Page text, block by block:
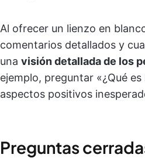
Al ofrecer un lienzo en
comentarios detallados y
una visión detallada de los
ejemplo, preguntar «¿Qué
aspectos positivos
Preguntas